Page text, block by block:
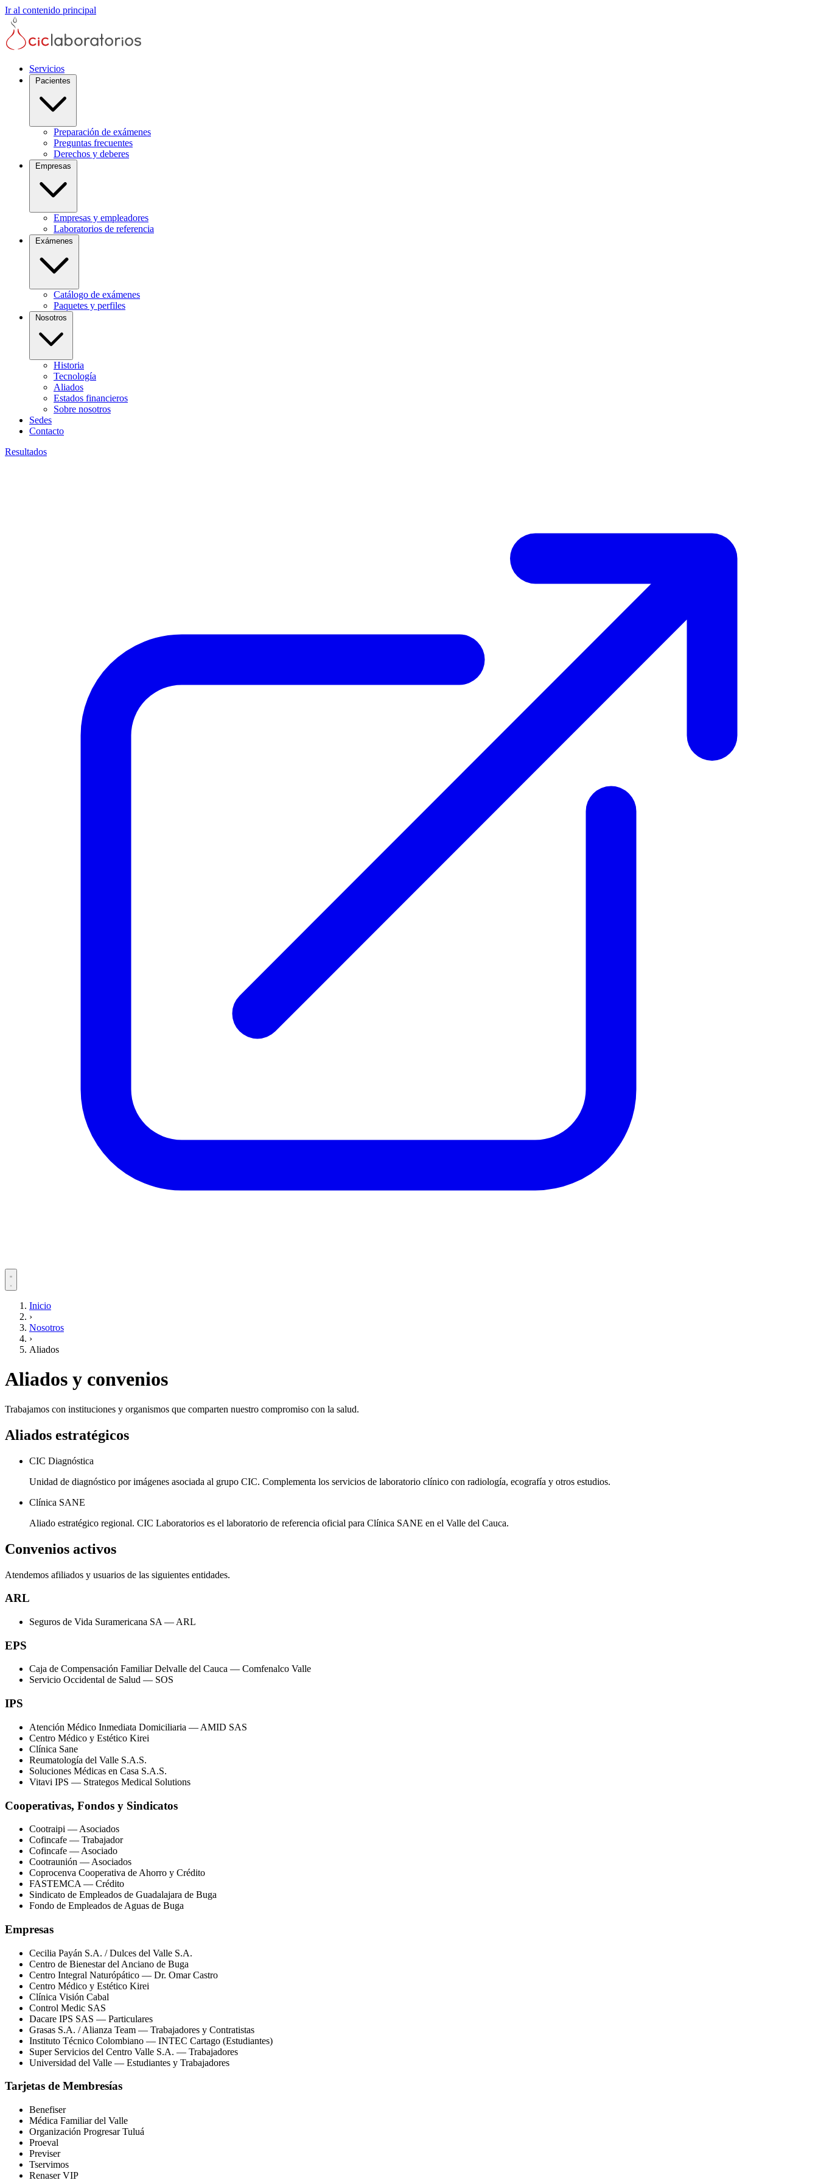
Ir al contenido principal
Servicios
Preparación de exámenes
Preguntas frecuentes
Derechos y deberes
Empresas y empleadores
Laboratorios de referencia
Catálogo de exámenes
Paquetes y perfiles
Historia
Tecnología
Aliados
Estados financieros
Sobre nosotros
Sedes
Contacto
Resultados
Servicios
Empresas
Inicio
›
Nosotros
›
Aliados
Aliados y convenios
Trabajamos con instituciones y organismos que comparten nuestro compromiso con la salud.
Aliados estratégicos
CIC Diagnóstica
Unidad de diagnóstico por imágenes asociada al grupo CIC. Complementa los servicios de laboratorio clínico con radiología, ecografía y otros estudios.
Clínica SANE
Aliado estratégico regional. CIC Laboratorios es el laboratorio de referencia oficial para Clínica SANE en el Valle del Cauca.
Convenios activos
Atendemos afiliados y usuarios de las siguientes entidades.
ARL
Seguros de Vida Suramericana SA — ARL
EPS
Caja de Compensación Familiar Delvalle del Cauca — Comfenalco Valle
Servicio Occidental de Salud — SOS
IPS
Atención Médico Inmediata Domiciliaria — AMID SAS
Centro Médico y Estético Kirei
Clínica Sane
Reumatología del Valle S.A.S.
Soluciones Médicas en Casa S.A.S.
Vitavi IPS — Strategos Medical Solutions
Cooperativas, Fondos y Sindicatos
Cootraipi — Asociados
Cofincafe — Trabajador
Cofincafe — Asociado
Cootraunión — Asociados
Coprocenva Cooperativa de Ahorro y Crédito
FASTEMCA — Crédito
Sindicato de Empleados de Guadalajara de Buga
Fondo de Empleados de Aguas de Buga
Empresas
Cecilia Payán S.A. / Dulces del Valle S.A.
Centro de Bienestar del Anciano de Buga
Centro Integral Naturópático — Dr. Omar Castro
Centro Médico y Estético Kirei
Clínica Visión Cabal
Control Medic SAS
Dacare IPS SAS — Particulares
Grasas S.A. / Alianza Team — Trabajadores y Contratistas
Instituto Técnico Colombiano — INTEC Cartago (Estudiantes)
Super Servicios del Centro Valle S.A. — Trabajadores
Universidad del Valle — Estudiantes y Trabajadores
Tarjetas de Membresías
Benefiser
Médica Familiar del Valle
Organización Progresar Tuluá
Proeval
Previser
Tservimos
Renaser VIP